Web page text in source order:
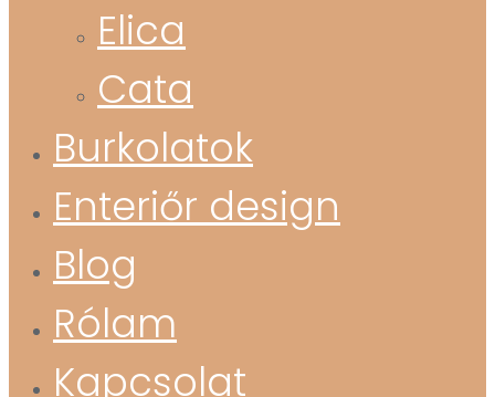
Elica
Cata
Burkolatok
Enteriőr design
Blog
Rólam
Kapcsolat